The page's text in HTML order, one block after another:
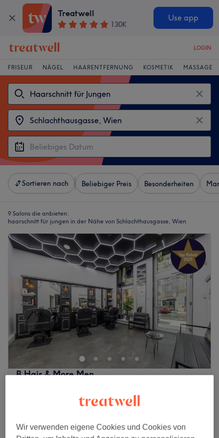
Treatwell
130K
Use app
LOGIN
FRISEUR NÄGEL HAARENTFERNUNG KOSMETIK MASSAGE
Sortieren nach Beliebiger Preis Besonderheiten
9 Salons die anbieten:
haarschnitt für jungen in der Nähe von Schlachthausgasse, Wien
B Hair & More Men
Auf Karte anzeigen
Jungen - Haarschnitt (bis 10 Jahre)
20 Min.
Schnellansicht Saloninfos
Wir verwenden eigene Cookies und Cookies von